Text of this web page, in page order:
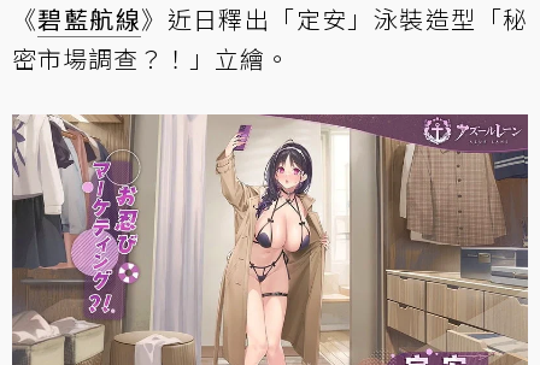
《碧藍航線》近日釋出「定安」泳裝造型「秘
密市場調查？！」立繪。